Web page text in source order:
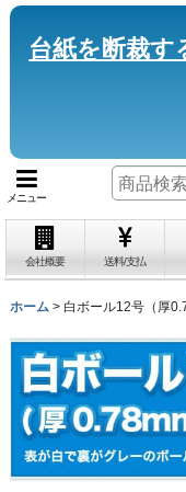
台紙を断裁
メニュー
会社概要 送料/支払
ホーム > 白ボール12号（厚